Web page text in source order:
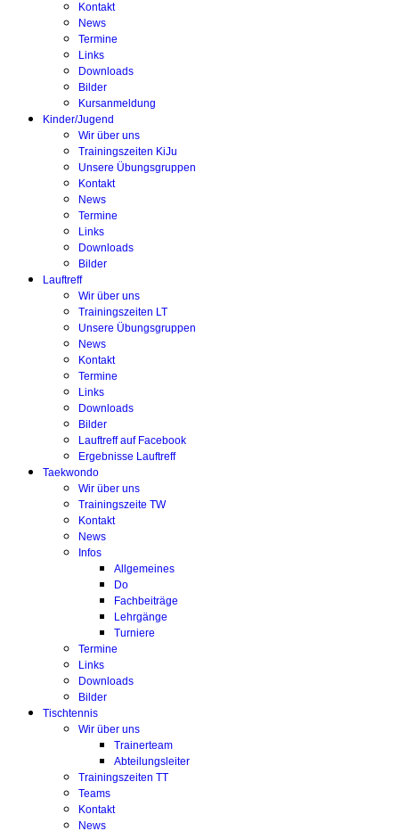
Kontakt
News
Termine
Links
Downloads
Bilder
Kursanmeldung
Kinder/Jugend
Wir über uns
Trainingszeiten KiJu
Unsere Übungsgruppen
Kontakt
News
Termine
Links
Downloads
Bilder
Lauftreff
Wir über uns
Trainingszeiten LT
Unsere Übungsgruppen
News
Kontakt
Termine
Links
Downloads
Bilder
Lauftreff auf Facebook
Ergebnisse Lauftreff
Taekwondo
Wir über uns
Trainingszeite TW
Kontakt
News
Infos
Allgemeines
Do
Fachbeiträge
Lehrgänge
Turniere
Termine
Links
Downloads
Bilder
Tischtennis
Wir über uns
Trainerteam
Abteilungsleiter
Trainingszeiten TT
Teams
Kontakt
News